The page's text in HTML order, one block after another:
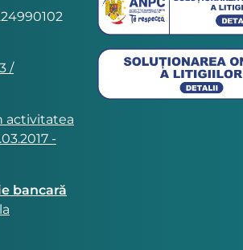
/
activitatea
-
bancară